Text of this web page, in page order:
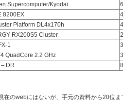
Supercomputer/Kyodai
8200EX
Platform DL4x170h
RX200S5 Cluster
1
QuadCore 2.2 GHz
DR
在のwebにはないが、手元の資料から20位ま